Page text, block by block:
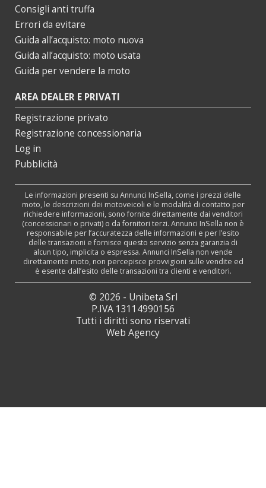
Consigli anti truffa
Errori da evitare
Guida all’acquisto: moto nuova
Guida all’acquisto: moto usata
Guida per vendere la moto
AREA DEALER E PRIVATI
Registrazione privato
Registrazione concessionaria
Log in
Pubblicità
Le informazioni presenti su Annunci InSella, come i prezzi delle
moto, le descrizioni dei motoveicoli e le modalità di contatto per
richiedere informazioni, sono fornite direttamente dai venditori
(concessionari o privati) o da fornitori terzi. Annunci InSella non è
responsabile per l’accuratezza delle informazioni e per l’esito
delle transazioni e fornisce questo servizio senza garanzia di
alcun tipo, implicita o espressa. Annunci InSella non vende
direttamente moto, non percepisce provvigioni sulle vendite ed
è esente dall’esito delle transazioni tra clienti e venditori.
© 2026 - Unibeta Srl
P.IVA 13114990156
Tutti i diritti sono riservati
Web Agency